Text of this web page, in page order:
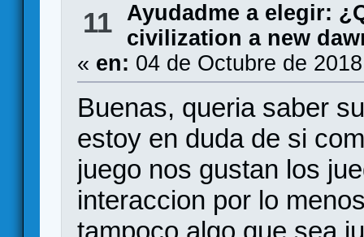
11 Ayudadme a elegir:
civilization a new
« en: 04 de Octubre de
Buenas, queria saber
estoy en duda de si
juego nos gustan los
interaccion por lo